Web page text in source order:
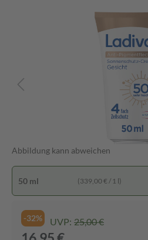
Abbildung kann abweichen
50 ml (339,00 € / 1 l)
-32% UVP: 25,00 €